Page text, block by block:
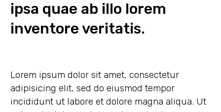
ipsa quae ab illo lorem
inventore veritatis.
Lorem ipsum dolor sit amet, consectetur
adipisicing elit, sed do eiusmod tempor
incididunt ut labore et dolore magna aliqua. Ut